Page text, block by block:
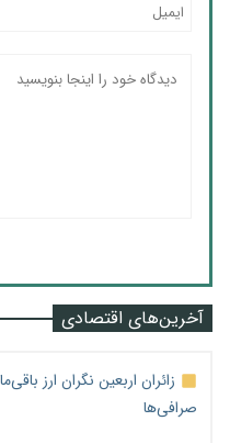
آخرین‌های اقتصادی
زائران اربعین نگران ارز
صرافی‌ها